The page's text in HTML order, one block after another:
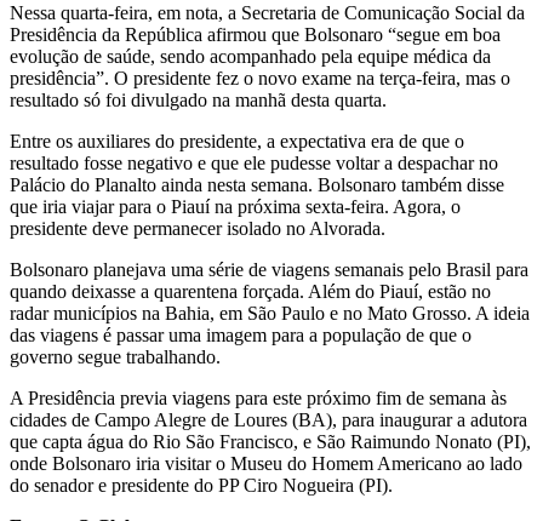
Nessa quarta-feira, em nota, a Secretaria de Comunicação Social da
Presidência da República afirmou que Bolsonaro “segue em boa
evolução de saúde, sendo acompanhado pela equipe médica da
presidência”. O presidente fez o novo exame na terça-feira, mas o
resultado só foi divulgado na manhã desta quarta.
Entre os auxiliares do presidente, a expectativa era de que o
resultado fosse negativo e que ele pudesse voltar a despachar no
Palácio do Planalto ainda nesta semana. Bolsonaro também disse
que iria viajar para o Piauí na próxima sexta-feira. Agora, o
presidente deve permanecer isolado no Alvorada.
Bolsonaro planejava uma série de viagens semanais pelo Brasil para
quando deixasse a quarentena forçada. Além do Piauí, estão no
radar municípios na Bahia, em São Paulo e no Mato Grosso. A ideia
das viagens é passar uma imagem para a população de que o
governo segue trabalhando.
A Presidência previa viagens para este próximo fim de semana às
cidades de Campo Alegre de Loures (BA), para inaugurar a adutora
que capta água do Rio São Francisco, e São Raimundo Nonato (PI),
onde Bolsonaro iria visitar o Museu do Homem Americano ao lado
do senador e presidente do PP Ciro Nogueira (PI).